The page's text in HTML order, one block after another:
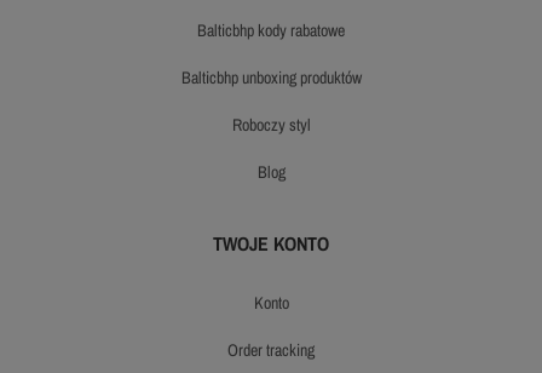
balticbhp kody rabatowe
balticbhp unboxing produktów
roboczy styl
blog
TWOJE KONTO
konto
order tracking